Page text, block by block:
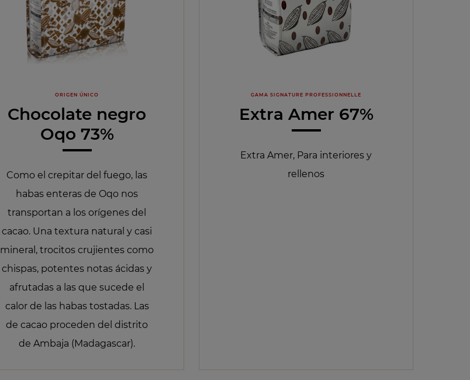
ORIGEN ÚNICO
Chocolate negro
Oqo 73%
Como el crepitar del fuego, las
habas enteras de Oqo nos
transportan a los orígenes del
cacao. Una textura natural y casi
mineral, trocitos crujientes como
chispas, potentes notas ácidas y
afrutadas a las que sucede el
calor de las habas tostadas. Las
de cacao proceden del distrito
de Ambaja (Madagascar).
GAMA SIGNATURE PROFESSIONNELLE
Extra Amer 67%
Extra Amer, Para interiores y
rellenos